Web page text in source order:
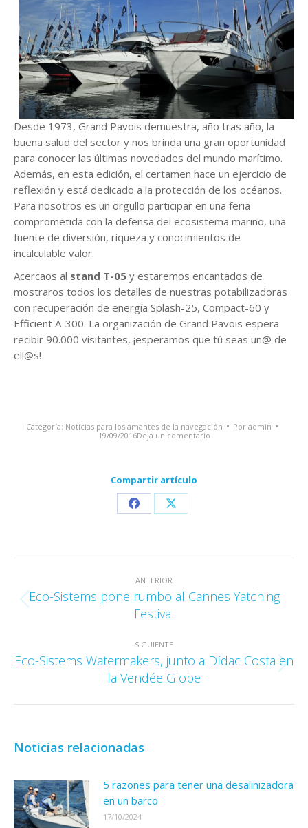
Desde 1973, Grand Pavois demuestra, año tras año, la
buena salud del sector y nos brinda una gran oportunidad
para conocer las últimas novedades del mundo marítimo.
Además, en esta edición, el certamen hace un ejercicio de
reflexión y está dedicado a la protección de los océanos.
Para nosotros es un orgullo participar en una feria
comprometida con la defensa del ecosistema marino, una
fuente de diversión, riqueza y conocimientos de
incalculable valor.
Acercaos al stand T-05 y estaremos encantados de
mostraros todos los detalles de nuestras potabilizadoras
con recuperación de energía Splash-25, Compact-60 y
Efficient A-300. La organización de Grand Pavois espera
recibir 90.000 visitantes, ¡esperamos que tú seas un@ de
ell@s!
Categoría: Noticias para los amantes de la navegación Por admin
19/09/2016Deja un comentario
Compartir artículo
Share Share
entre
ANTERIOR
Publicación
anterior:
Eco-Sistems pone rumbo al Cannes Yatching
Festival
SIGUIENTE
Publicación
siguiente:
Eco-Sistems Watermakers, junto a Dídac Costa en
la Vendée Globe
Noticias relacionadas
5 razones para tener una desalinizadora
en un barco
17/10/2024